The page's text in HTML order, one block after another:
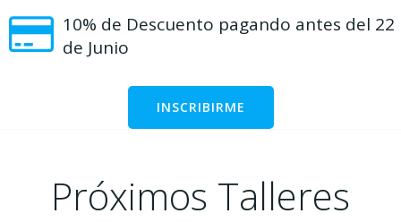
10% de Descuento pagando antes del 22
de Junio
INSCRIBIRME
Próximos Talleres